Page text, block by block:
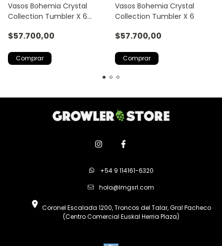
Vasos Bohemia Crystal
Collection Tumbler X 6
$57.700,00
Vasos Bohemia Crystal
Collection Tumbler X 6
$57.700,00
Comprar
+54 9 114161-6320
hola@lmgsrl.com
Coronel Escalada 1200, Troncos del Talar, Gral Pacheco
(Centro Comercial Euskal Herria Plaza)